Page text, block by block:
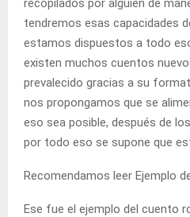
tendremos esas capacidades
estamos dispuestos a todo
existen muchos cuentos
prevalecido gracias a su
nos propongamos que se
eso sea posible, después de
por todo eso se supone que
Recomendamos leer Ejemplo
Ese fue el ejemplo del cuento